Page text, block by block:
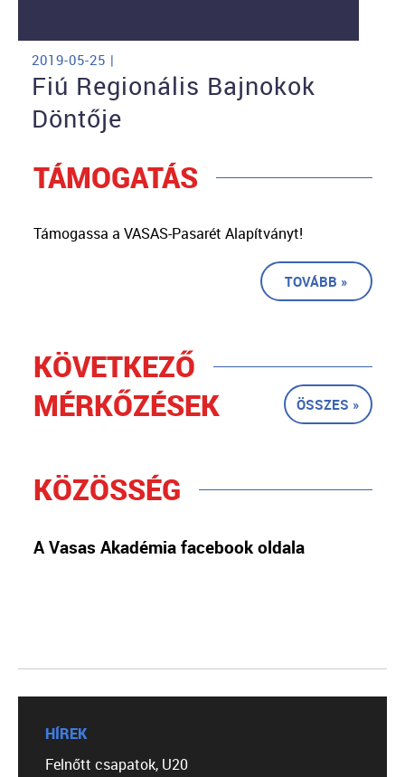
2019-05-25 |
Fiú Regionális Bajnokok
Döntője
TÁMOGATÁS
Támogassa a VASAS-Pasarét Alapítványt!
TOVÁBB »
KÖVETKEZŐ
MÉRKŐZÉSEK
ÖSSZES »
KÖZÖSSÉG
A Vasas Akadémia facebook oldala
HÍREK
Felnőtt csapatok, U20